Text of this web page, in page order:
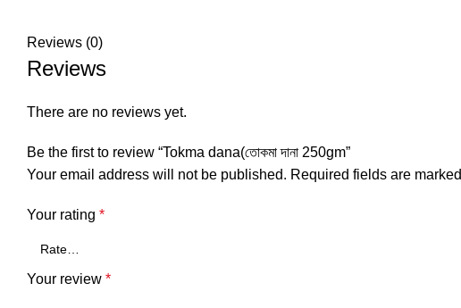
Reviews (0)
Reviews
There are no reviews yet.
Be the first to review “Tokma dana(তোকমা দানা 250gm”
Your email address will not be published. Required fields are marked
Your rating *
Your review *